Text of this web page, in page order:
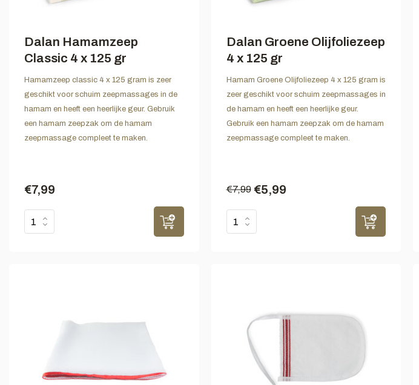
Dalan Hamamzeep
Classic 4 x 125 gr
Hamamzeep classic 4 x 125 gram is zeer
geschikt voor schuim zeepmassages in de
hamam en heeft een heerlijke geur. Gebruik
een hamam zeepzak om de hamam
zeepmassage compleet te maken.
€7,99
Dalan Groene Olijfoliezeep
4 x 125 gr
Hamam Groene Olijfoliezeep 4 x 125 gram is
zeer geschikt voor schuim zeepmassages in
de hamam en heeft een heerlijke geur.
Gebruik een hamam zeepzak om de hamam
zeepmassage compleet te maken.
€7,99 €5,99